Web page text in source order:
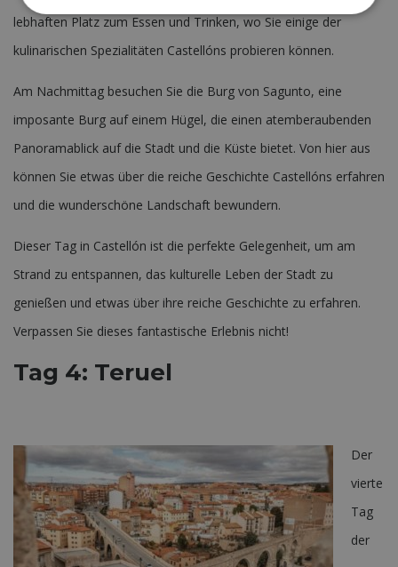
lebhaften Platz zum Essen und Trinken, wo Sie einige der
kulinarischen Spezialitäten Castellóns probieren können.
Am Nachmittag besuchen Sie die Burg von Sagunto, eine
imposante Burg auf einem Hügel, die einen atemberaubenden
Panoramablick auf die Stadt und die Küste bietet. Von hier aus
können Sie etwas über die reiche Geschichte Castellóns erfahren
und die wunderschöne Landschaft bewundern.
Dieser Tag in Castellón ist die perfekte Gelegenheit, um am
Strand zu entspannen, das kulturelle Leben der Stadt zu
genießen und etwas über ihre reiche Geschichte zu erfahren.
Verpassen Sie dieses fantastische Erlebnis nicht!
Tag 4: Teruel
Der
vierte
Tag
der